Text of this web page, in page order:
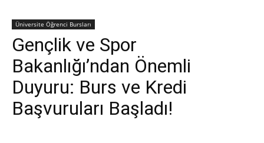
Üniversite Öğrenci Bursları
Gençlik ve Spor
Bakanlığı’ndan Önemli
Duyuru: Burs ve Kredi
Başvuruları Başladı!